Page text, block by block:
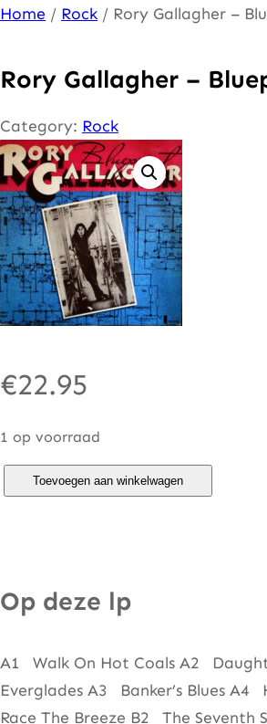
Ga
de
inhoud
Home / Rock / Rory Gallagher –
Rory Gallagher –
Category: Rock
€22.95
1 op voorraad
a
l
a
Toevoegen aan winkelwagen
Op deze lp
A1 Walk On Hot Coals A2
Everglades A3 Banker’s Blues A4
Race The Breeze B2 The Seventh